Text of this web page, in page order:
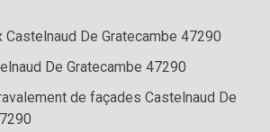
De Gratecambe 47290
De Gratecambe 47290
de façades Castelnaud De